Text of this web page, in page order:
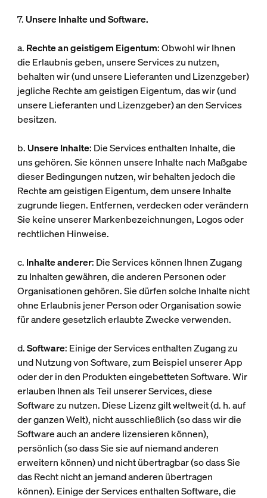
7. Unsere Inhalte und Software.
a. Rechte an geistigem Eigentum: Obwohl wir Ihnen
die Erlaubnis geben, unsere Services zu nutzen,
behalten wir (und unsere Lieferanten und Lizenzgeber)
jegliche Rechte am geistigen Eigentum, das wir (und
unsere Lieferanten und Lizenzgeber) an den Services
besitzen.
b. Unsere Inhalte: Die Services enthalten Inhalte, die
uns gehören. Sie können unsere Inhalte nach Maßgabe
dieser Bedingungen nutzen, wir behalten jedoch die
Rechte am geistigen Eigentum, dem unsere Inhalte
zugrunde liegen. Entfernen, verdecken oder verändern
Sie keine unserer Markenbezeichnungen, Logos oder
rechtlichen Hinweise.
c. Inhalte anderer: Die Services können Ihnen Zugang
zu Inhalten gewähren, die anderen Personen oder
Organisationen gehören. Sie dürfen solche Inhalte nicht
ohne Erlaubnis jener Person oder Organisation sowie
für andere gesetzlich erlaubte Zwecke verwenden.
d.Software: Einige der Services enthalten Zugang zu
und Nutzung von Software, zum Beispiel unserer App
oder der in den Produkten eingebetteten Software. Wir
erlauben Ihnen als Teil unserer Services, diese
Software zu nutzen. Diese Lizenz gilt weltweit (d. h. auf
der ganzen Welt), nicht ausschließlich (so dass wir die
Software auch an andere lizensieren können),
persönlich (so dass Sie sie auf niemand anderen
erweitern können) und nicht übertragbar (so dass Sie
das Recht nicht an jemand anderen übertragen
können). Einige der Services enthalten Software, die